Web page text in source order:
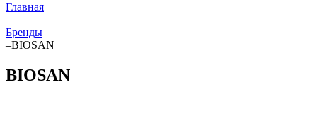
Главная
–
Бренды
–BIOSAN
BIOSAN